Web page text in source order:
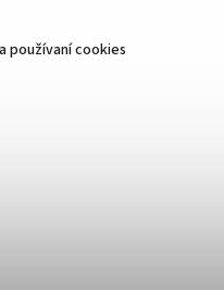
používaní cookies